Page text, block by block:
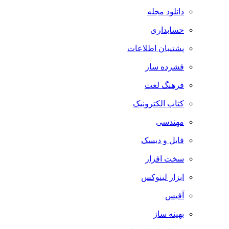
دانلود مجله
حسابداری
پشتیبان اطلاعات
فشرده ساز
فرهنگ لغت
کتاب الکترونیک
مهندسی
فایل و دیسک
سخت افزار
ابزار لینوکس
بهینه ساز